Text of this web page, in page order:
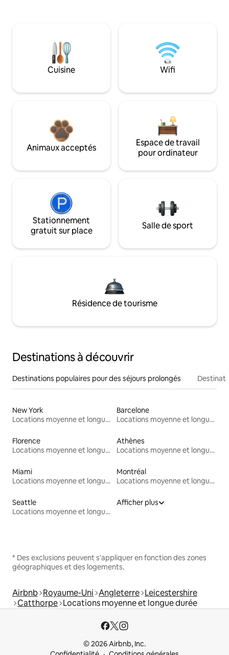
Cuisine Wifi
Animaux acceptés
Espace de travail
pour ordinateur
Stationnement
gratuit sur place
Salle de sport
Résidence de tourisme
Destinations à découvrir
Destinations populaires pour des séjours prolongés
New York
Locations moyenne et longue durée
Barcelone
Locations moyenne et longue durée
Florence
Locations moyenne et longue durée
Athènes
Locations moyenne et longue durée
Miami
Locations moyenne et longue durée
Montréal
Locations moyenne et longue durée
Seattle
Locations moyenne et longue durée
Afficher plus
* Des exclusions peuvent s'appliquer en fonction des zones
géographiques et des logements.
Airbnb Royaume-Uni Angleterre Leicestershire
Catthorpe Locations moyenne et longue durée
© 2026 Airbnb, Inc.